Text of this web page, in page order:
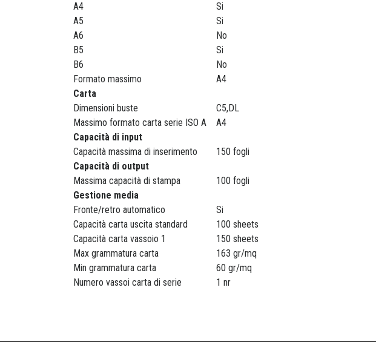
A4
Si
A5
Si
A6
No
B5
Si
B6
No
Formato massimo
A4
Carta
Dimensioni buste
C5,DL
Massimo formato carta serie ISO A
A4
Capacità di input
Capacità massima di inserimento
150 fogli
Capacità di output
Massima capacità di stampa
100 fogli
Gestione media
Fronte/retro automatico
Si
Capacità carta uscita standard
100 sheets
Capacità carta vassoio 1
150 sheets
Max grammatura carta
163 gr/mq
Min grammatura carta
60 gr/mq
Numero vassoi carta di serie
1 nr